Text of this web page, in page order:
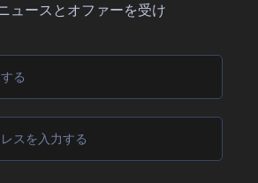
ュースとオファーを受け